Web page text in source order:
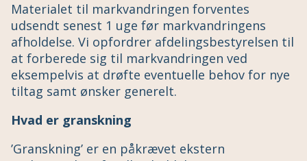
Materialet til markvandringen forventes
udsendt senest 1 uge før markvandringens
afholdelse. Vi opfordrer afdelingsbestyrelsen til
at forberede sig til markvandringen ved
eksempelvis at drøfte eventuelle behov for nye
tiltag samt ønsker generelt.
Hvad er granskning
’Granskning’ er en påkrævet ekstern